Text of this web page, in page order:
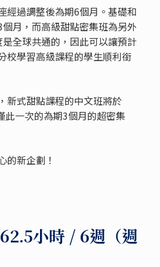
經過調整後為期6個月。基礎和
月，而高級甜點密集班為另外
全球共通的，因此可以讓預計
校學習高級課程的學生順利銜
新式甜點課程的中文班將於
此一次的為期3個月的超密集
的新企劃！
小時 / 6週（週